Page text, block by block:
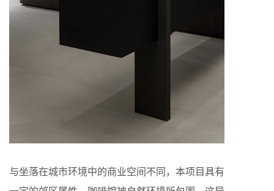
与坐落在城市环境中的商业空间不同，本项目具有